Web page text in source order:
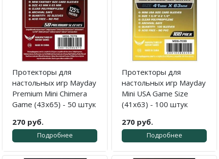
Протекторы для
настольных игр Mayday
Premium Mini Chimera
Game (43x65) - 50 штук
270 руб.
Подробнее
Протекторы для
настольных игр Mayday
Mini USA Game Size
(41x63) - 100 штук
270 руб.
Подробнее